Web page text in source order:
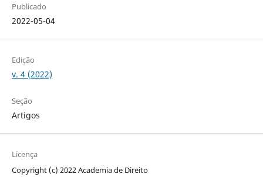
Publicado
2022-05-04
Edição
v. 4 (2022)
Seção
Artigos
Licença
Copyright (c) 2022 Academia de Direito